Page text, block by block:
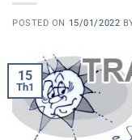
POSTED ON 15/01/2022
15
Th1